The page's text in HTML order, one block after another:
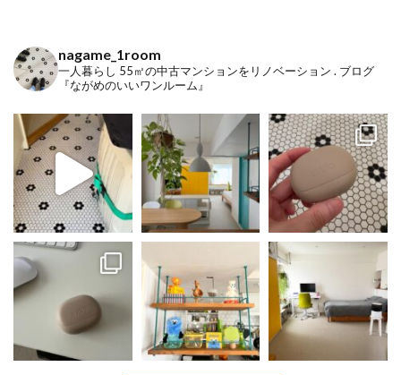
nagame_1room
一人暮らし 55㎡の中古マンションをリノベーション . ブログ
『ながめのいいワンルーム』